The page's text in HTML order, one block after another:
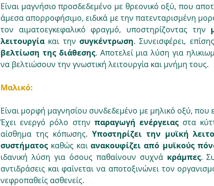
Είναι μαγνήσιο προσδεδεμένο με θρεονικό οξύ, που
άμεσα απορροφήσιμο, ειδικά με την πατενταρισμένη
τον αιματοεγκεφαλικό φραγμό, υποστηρίζοντας την
λειτουργία και την συγκέντρωση. Συνεισφέρει,
βελτίωση της διάθεσης. Αποτελεί μια λύση για
να βελτιώσουν την γνωστική λειτουργία και μνήμη τους.
Μαλικό:
Είναι μορφή μαγνησίου συνδεδεμένο με μηλικό οξύ, που
Έχει ενεργό ρόλο στην παραγωγή ενέργειας στα
αίσθημα της κόπωσης. Υποστηρίζει την μυϊκή
συστήματος καθώς και ανακουφίζει από μυϊκούς
ιδανική λύση για όσους παθαίνουν συχνά κράμπες.
αντιδράσεις και φαίνεται να αποτοξινώνει τον
νεφροπαθείς ασθενείς.